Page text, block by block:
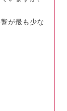
が最も少な